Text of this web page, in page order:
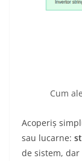
Cum
Acoperiș
sau lucarne:
de sistem, dar